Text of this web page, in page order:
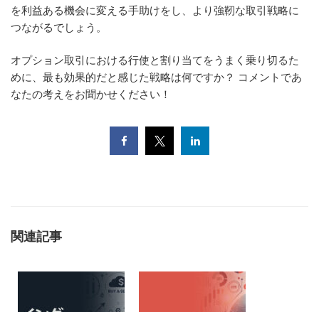
を利益ある機会に変える手助けをし、より強靭な取引戦略に
つながるでしょう。
オプション取引における行使と割り当てをうまく乗り切るた
めに、最も効果的だと感じた戦略は何ですか？ コメントであ
なたの考えをお聞かせください！
関連記事